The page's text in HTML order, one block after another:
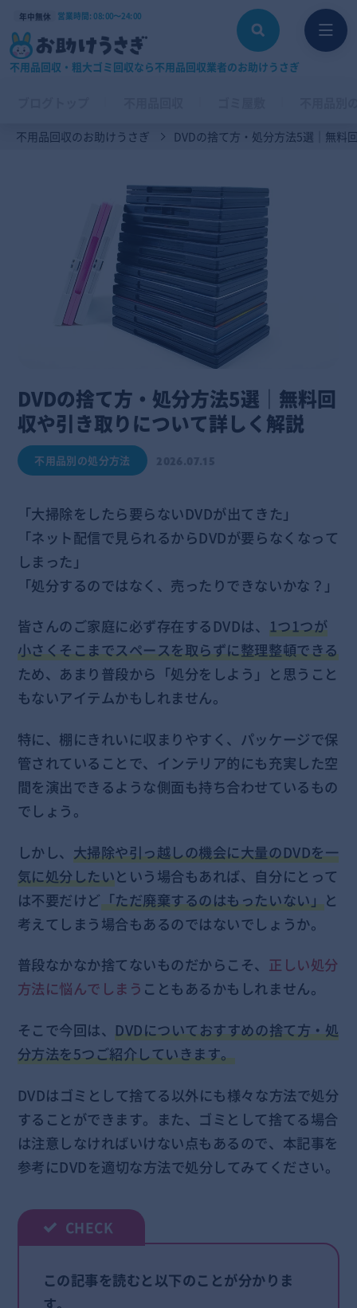
年中無休 営業時間: 08:00〜24:00
不用品回収・粗大ゴミ回収なら不用品回収業者のお助けうさぎ
不用品回収のお助けうさぎ DVDの捨て方・処分方法5選｜無料
DVDの捨て方・処分方法5選｜無料回
収や引き取りについて詳しく解説
不用品別の処分方法
「大掃除をしたら要らないDVDが出てきた」
「ネット配信で見られるからDVDが要らなくなって
しまった」
「処分するのではなく、売ったりできないかな？」
皆さんのご家庭に必ず存在するDVDは、 1つ1つが
小さくそこまでスペースを取らずに整理整頓できる
ため、あまり普段から「処分をしよう」と思うこと
もないアイテムかもしれません。
特に、棚にきれいに収まりやすく、パッケージで保
管されていることで、インテリア的にも充実した空
間を演出できるような側面も持ち合わせているもの
でしょう。
しかし、 大掃除や引っ越しの機会に大量のDVDを一
気に処分したいという場合もあれば、自分にとって
は不要だけど「ただ廃棄するのはもったいない」と
考えてしまう場合もあるのではないでしょうか。
普段なかなか捨てないものだからこそ、 正しい処分
方法に悩んでしまう こともあるかもしれません。
そこで今回は、DVDについておすすめの捨て方・処
分方法を5つご紹介していきます。
DVDはゴミとして捨てる以外にも様々な方法で処分
することができます。また、ゴミとして捨てる場合
は注意しなければいけない点もあるので、本記事を
参考にDVDを適切な方法で処分してみてください。
この記事を読むと以下のことが分かりま
す。